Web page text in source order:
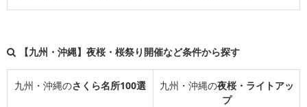
【九州・沖縄】夜桜・桜祭り開催など条件から探す
九州・沖縄のさくら名所100選 九州・沖縄の夜桜・ライトアッ
プ